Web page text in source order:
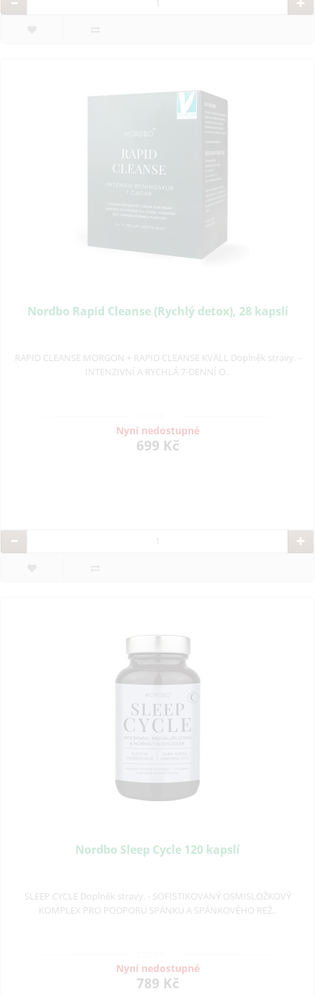
Nordbo Rapid Cleanse (Rychlý detox), 28 kapslí
RAPID CLEANSE MORGON + RAPID CLEANSE KVÄLL Doplněk stravy. -
INTENZIVNÍ A RYCHLÁ 7-DENNÍ O..
Nyní nedostupné
699 Kč
Nordbo Sleep Cycle 120 kapslí
SLEEP CYCLE Doplněk stravy. - SOFISTIKOVANÝ OSMISLOŽKOVÝ
KOMPLEX PRO PODPORU SPÁNKU A SPÁNKOVÉHO REŽ..
Nyní nedostupné
789 Kč